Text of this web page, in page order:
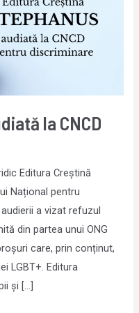
la CNCD
Editura Creștină
Național pentru
a vizat refuzul
din partea unui ONG
care, prin conținut,
LGBT+. Editura
și […]